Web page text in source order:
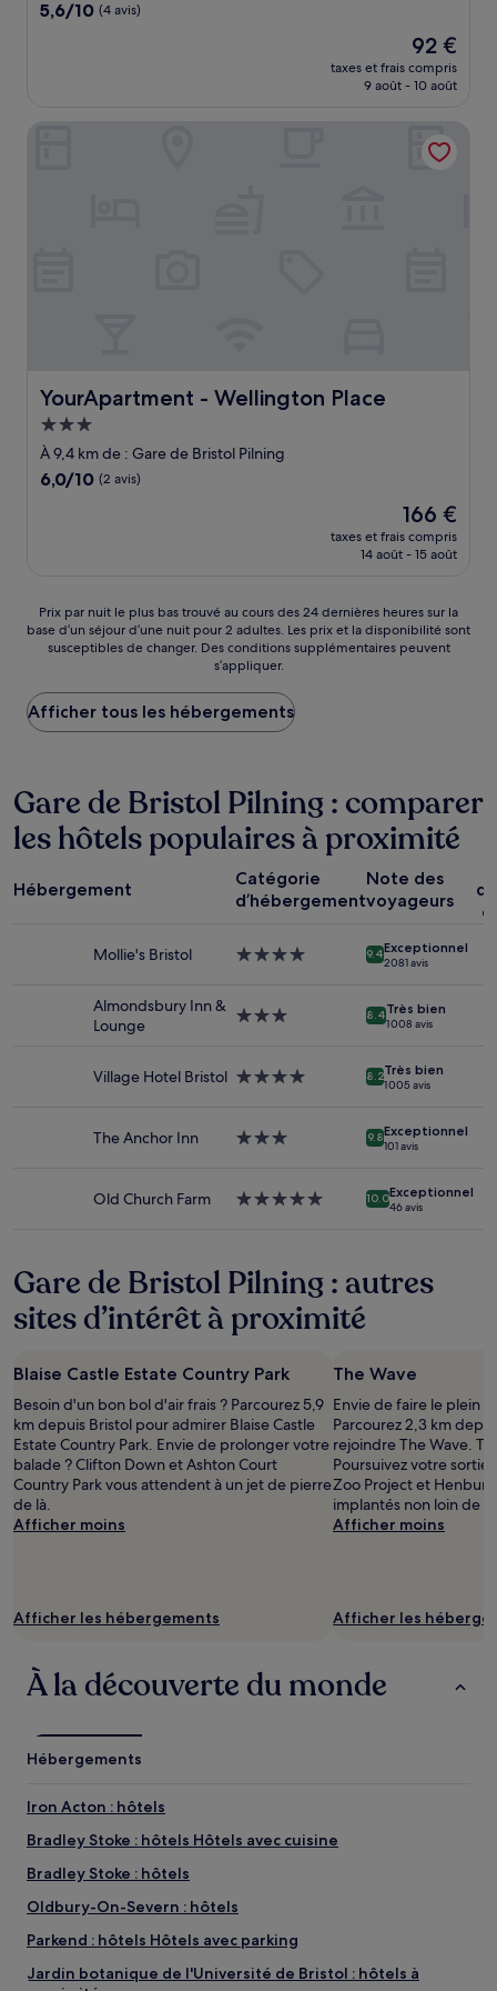
5.6
5,6/10 (4 avis)
Le
nouveau
prix
de
92 €
92 €
taxes et frais compris
9 août - 10 août
YourApartment - Wellington Place
YourApartment - Wellington Place
Hébergement
3.0 étoiles
À 9,4 km de : Gare de Bristol Pilning
6.0
6,0/10 (2 avis)
Le
nouveau
prix
166 €
166 €
taxes et frais compris
14 août - 15 août
Prix
par
nuit
plus
bas
trouvé
des
24 dernières
heures
sur
base
peuvent
s’appliquer.
Prix par nuit le plus bas trouvé au cours des 24 dernières heures sur la
base d’un séjour d’une nuit pour 2 adultes. Les prix et la disponibilité sont
susceptibles de changer. Des conditions supplémentaires peuvent
s’appliquer.
Afficher tous les hébergements
Gare de Bristol Pilning : comparer
les hôtels populaires à proximité
Hébergement
Catégorie
d’hébergement
Note des
voyageurs
Mollie's Bristol
Hébergement
9.4Exceptionnel
2 081 avis
Almondsbury Inn &
Lounge
Hébergement
8.4Très bien
1 008 avis
Village Hotel Bristol Hébergement
8.2Très bien
1 005 avis
The Anchor Inn
Hébergement
9.8Exceptionnel
101 avis
Old Church Farm
Hébergement
10.0Exceptionnel
46 avis
Gare de Bristol Pilning : autres
sites d’intérêt à proximité
Blaise Castle Estate Country Park
Besoin d'un bon bol d'air frais ? Parcourez 5,9
km depuis Bristol pour admirer Blaise Castle
Estate Country Park. Envie de prolonger votre
balade ? Clifton Down et Ashton Court
Country Park vous attendent à un jet de pierre
de là.
Afficher moins
Afficher les hébergements
The Wave
Envie de faire le plein
Parcourez 2,3 km
rejoindre The Wave.
Poursuivez votre sortie
Zoo Project et
implantés non loin de
Afficher moins
Afficher les
À la découverte du monde
Hébergements
Iron Acton : hôtels
Bradley Stoke : hôtels Hôtels avec cuisine
Bradley Stoke : hôtels
Oldbury-On-Severn : hôtels
Parkend : hôtels Hôtels avec parking
Jardin botanique de l'Université de Bristol : hôtels à